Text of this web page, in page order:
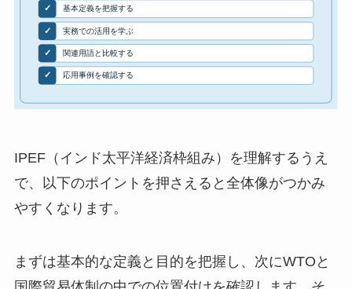
IPEF（インド太平洋経済枠組み）を理解するうえ
で、以下のポイントを押さえると全体像がつかみ
やすくなります。
まずは基本的な定義と目的を把握し、次にWTOと